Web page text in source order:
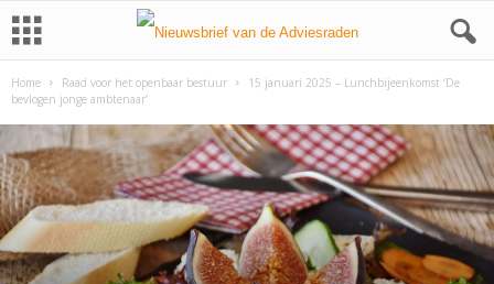
Home Raad voor het openbaar bestuur
15 januari 2025 – Lunchbijeenkomst ‘De
bevlogen jonge ambtenaar’